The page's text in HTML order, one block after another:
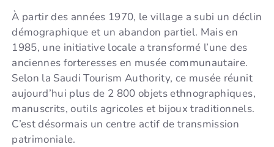
À partir des années 1970, le village a subi un déclin
démographique et un abandon partiel. Mais en
1985, une initiative locale a transformé l’une des
anciennes forteresses en musée communautaire.
Selon la Saudi Tourism Authority, ce musée réunit
aujourd’hui plus de 2 800 objets ethnographiques,
manuscrits, outils agricoles et bijoux traditionnels.
C’est désormais un centre actif de transmission
patrimoniale.